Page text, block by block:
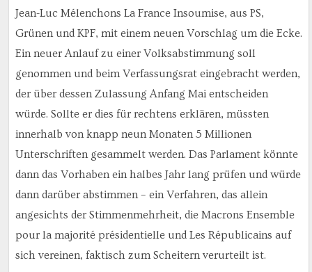
Jean-Luc Mélenchons La France Insoumise, aus PS,
Grünen und KPF, mit einem neuen Vorschlag um die Ecke.
Ein neuer Anlauf zu einer Volksabstimmung soll
genommen und beim Verfassungsrat eingebracht werden,
der über dessen Zulassung Anfang Mai entscheiden
würde. Sollte er dies für rechtens erklären, müssten
innerhalb von knapp neun Monaten 5 Millionen
Unterschriften gesammelt werden. Das Parlament könnte
dann das Vorhaben ein halbes Jahr lang prüfen und würde
dann darüber abstimmen – ein Verfahren, das allein
angesichts der Stimmenmehrheit, die Macrons Ensemble
pour la majorité présidentielle und Les Républicains auf
sich vereinen, faktisch zum Scheitern verurteilt ist.